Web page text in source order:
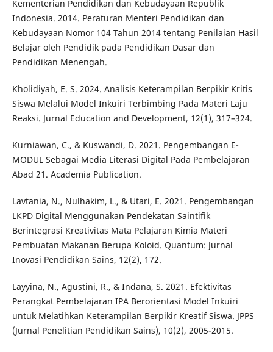
Kementerian Pendidikan dan Kebudayaan Republik
Indonesia. 2014. Peraturan Menteri Pendidikan dan
Kebudayaan Nomor 104 Tahun 2014 tentang Penilaian Hasil
Belajar oleh Pendidik pada Pendidikan Dasar dan
Pendidikan Menengah.
Kholidiyah, E. S. 2024. Analisis Keterampilan Berpikir Kritis
Siswa Melalui Model Inkuiri Terbimbing Pada Materi Laju
Reaksi. Jurnal Education and Development, 12(1), 317–324.
Kurniawan, C., & Kuswandi, D. 2021. Pengembangan E-
MODUL Sebagai Media Literasi Digital Pada Pembelajaran
Abad 21. Academia Publication.
Lavtania, N., Nulhakim, L., & Utari, E. 2021. Pengembangan
LKPD Digital Menggunakan Pendekatan Saintifik
Berintegrasi Kreativitas Mata Pelajaran Kimia Materi
Pembuatan Makanan Berupa Koloid. Quantum: Jurnal
Inovasi Pendidikan Sains, 12(2), 172.
Layyina, N., Agustini, R., & Indana, S. 2021. Efektivitas
Perangkat Pembelajaran IPA Berorientasi Model Inkuiri
untuk Melatihkan Keterampilan Berpikir Kreatif Siswa. JPPS
(Jurnal Penelitian Pendidikan Sains), 10(2), 2005-2015.